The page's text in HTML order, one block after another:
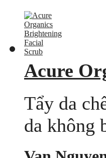
Acure
Tẩy da
da không